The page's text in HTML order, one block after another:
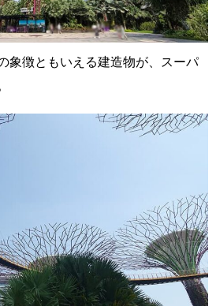
象徴ともいえる建造物が、スーパ